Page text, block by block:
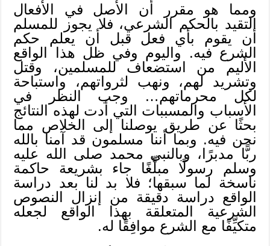
ومما هو مقرر أن الأصل في الأفعال
التقيد بالحكم الشرعي، فلا يجوز للمسلم
أن يقوم بأي فعل قبل أن يعلم حكم
الشرع فيه. واليوم وفي ظل هذا الواقع
الأليم من استضعاف للمسلمين، وقتل
وتشريد لهم، ونهب لثرواتهم، واستباحة
لكل محرماتهم… وجب النظر في
الأسباب والمسببات التي أدت لهذه النتائج
بحثًا عن طريق يوصلنا إلى الخلاص مما
نحن فيه. وبما أننا مسلمون قد آمنا بالله
ربًّا مدبرًا، وبالنبي محمد صلى الله عليه
وسلم رسولًا مبلِّغًا جاء بشريعة حاكمة
ناسخة لما سبقها؛ فلا بد لنا بعد دراسة
الواقع دراسة دقيقة من إنزال النصوص
الشرعية المتعلقة بهذا الواقع لجعله
متكيِّفًا مع الشرع موافِقًا له.